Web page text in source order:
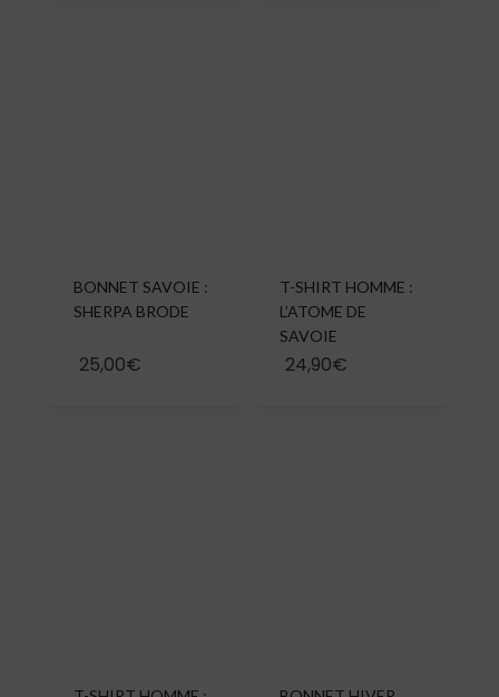
BONNET SAVOIE :
SHERPA BRODE
25,00€
T-SHIRT HOMME :
L’ATOME DE
SAVOIE
24,90€